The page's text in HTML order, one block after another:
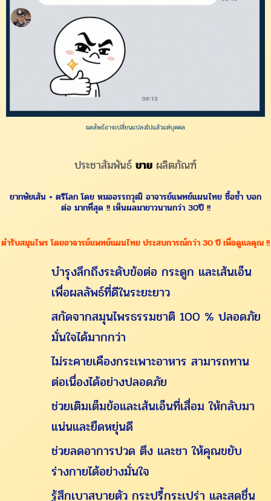
ผลลัพธ์อาจเปลี่ยนแปลงไปแล้วแต่บุคคล
ประชาสัมพันธ์ ขาย ผลิตภัณฑ์
ยากษัยเส้น + ตรีโลก โดย หมออรรถวุฒิ อาจารย์แพทย์แผนไทย ซื้อซ้ำ บอก
ต่อ มากที่สุด !! เห็นผลมายาวนานกว่า 30ปี !!
ตำรับสมุนไพร โดยอาจารย์แพทย์แผนไทย ประสบการณ์กว่า 30 ปี เพื่อดูแลคุณ !!
บำรุงลึกถึงระดับข้อต่อ กระดูก และเส้นเอ็น
เพื่อผลลัพธ์ที่ดีในระยะยาว
สกัดจากสมุนไพรธรรมชาติ 100 % ปลอดภัย
มั่นใจได้มากกว่า
ไม่ระคายเคืองกระเพาะอาหาร สามารถทาน
ต่อเนื่องได้อย่างปลอดภัย
ช่วยเติมเต็มข้อและเส้นเอ็นที่เสื่อม ให้กลับมา
แน่นและยืดหยุ่นดี
ช่วยลดอาการปวด ตึง และชา ให้คุณขยับ
ร่างกายได้อย่างมั่นใจ
รู้สึกเบาสบายตัว กระปรี้กระเปร่า และสดชื่น